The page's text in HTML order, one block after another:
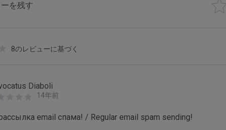
を残す
8のレビューに基づく
Diaboli
14年前
email спама! / Regular email spam sending!